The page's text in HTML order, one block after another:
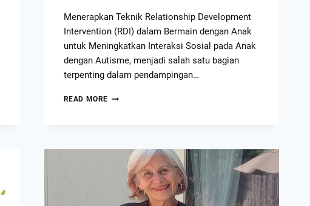
Menerapkan Teknik Relationship Development
Intervention (RDI) dalam Bermain dengan Anak
untuk Meningkatkan Interaksi Sosial pada Anak
dengan Autisme, menjadi salah satu bagian
terpenting dalam pendampingan…
READ MORE